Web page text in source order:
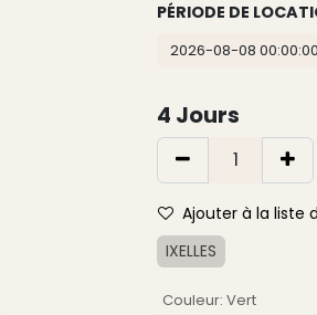
PÉRIODE DE
4 Jours
Ajouter à la liste
IXELLES
Couleur: Vert